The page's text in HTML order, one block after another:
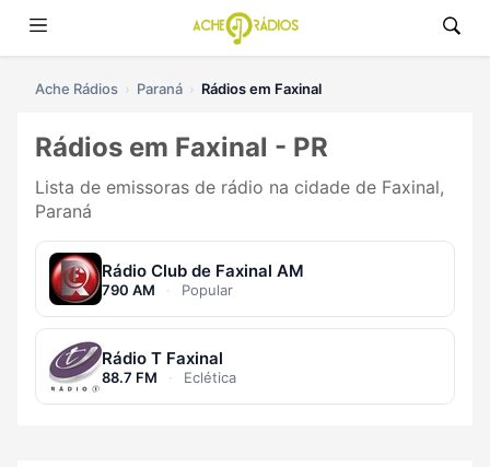
Ache Rádios Paraná Rádios em Faxinal
Rádios em Faxinal - PR
Lista de emissoras de rádio na cidade de Faxinal,
Paraná
Rádio Club de Faxinal AM
790 AM · Popular
Rádio T Faxinal
88.7 FM · Eclética